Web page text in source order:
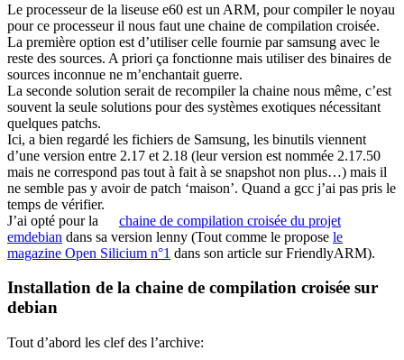
Le processeur de la liseuse e60 est un ARM, pour compiler le noyau
pour ce processeur il nous faut une chaine de compilation croisée.
La première option est d’utiliser celle fournie par samsung avec le
reste des sources. A priori ça fonctionne mais utiliser des binaires de
sources inconnue ne m’enchantait guerre.
La seconde solution serait de recompiler la chaine nous même, c’est
souvent la seule solutions pour des systèmes exotiques nécessitant
quelques patchs.
Ici, a bien regardé les fichiers de Samsung, les binutils viennent
d’une version entre 2.17 et 2.18 (leur version est nommée 2.17.50
mais ne correspond pas tout à fait à se snapshot non plus…) mais il
ne semble pas y avoir de patch ‘maison’. Quand a gcc j’ai pas pris le
temps de vérifier.
J’ai opté pour la
chaine de compilation croisée du projet
emdebian dans sa version lenny (Tout comme le propose le
magazine Open Silicium n°1 dans son article sur FriendlyARM).
Installation de la chaine de compilation croisée sur
debian
Tout d’abord les clef des l’archive: